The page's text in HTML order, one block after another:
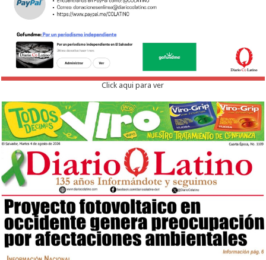
Click aqui para ver